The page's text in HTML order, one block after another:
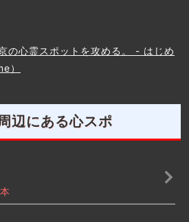
の心霊スポットを攻める。 - はじめ
）
辺にある心スポ